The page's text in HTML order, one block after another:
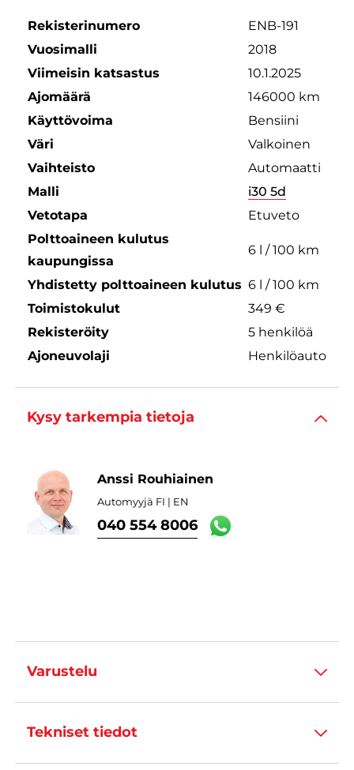
Rekisterinumero
ENB-191
Vuosimalli
2018
Viimeisin katsastus
10.1.2025
Ajomäärä
146000 km
Käyttövoima
Bensiini
Väri
Valkoinen
Vaihteisto
Automaatti
Malli
i30 5d
Vetotapa
Etuveto
Polttoaineen kulutus
kaupungissa
6 l / 100 km
Yhdistetty polttoaineen kulutus 6 l / 100 km
Toimistokulut
349 €
Rekisteröity
5 henkilöä
Ajoneuvolaji
Henkilöauto
Kysy tarkempia tietoja
Anssi Rouhiainen
Automyyjä FI | EN
040 554 8006
Varustelu
Tekniset tiedot